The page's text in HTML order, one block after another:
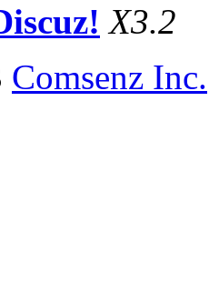
X3.2
Comsenz Inc.